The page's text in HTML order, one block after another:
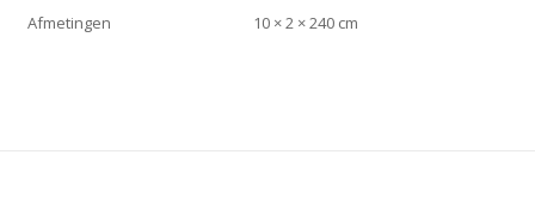
Afmetingen 10 × 2 × 240 cm